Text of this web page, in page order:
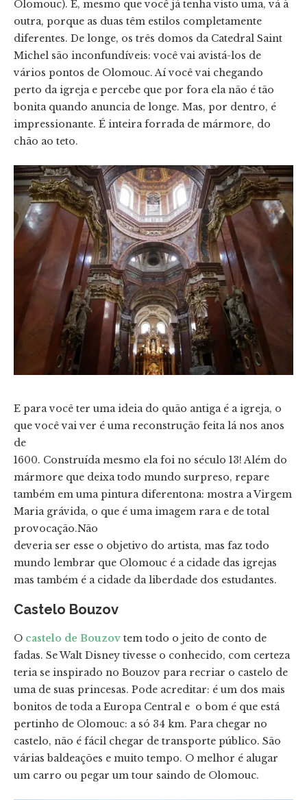
Olomouc). E, mesmo que você já tenha visto uma, vá à
outra, porque as duas têm estilos completamente
diferentes. De longe, os três domos da Catedral Saint
Michel são inconfundíveis: você vai avistá-los de
vários pontos de Olomouc. Aí você vai chegando
perto da igreja e percebe que por fora ela não é tão
bonita quando anuncia de longe. Mas, por dentro, é
impressionante. É inteira forrada de mármore, do
chão ao teto.
E para você ter uma ideia do quão antiga é a igreja, o
que você vai ver é uma reconstrução feita lá nos anos
de
1600. Construída mesmo ela foi no século 13! Além do
mármore que deixa todo mundo surpreso, repare
também em uma pintura diferentona: mostra a Virgem
Maria grávida, o que é uma imagem rara e de total
provocação.Não
deveria ser esse o objetivo do artista, mas faz todo
mundo lembrar que Olomouc é a cidade das igrejas
mas também é a cidade da liberdade dos estudantes.
Castelo Bouzov
O castelo de Bouzov tem todo o jeito de conto de
fadas. Se Walt Disney tivesse o conhecido, com certeza
teria se inspirado no Bouzov para recriar o castelo de
uma de suas princesas. Pode acreditar: é um dos mais
bonitos de toda a Europa Central e o bom é que está
pertinho de Olomouc: a só 34 km. Para chegar no
castelo, não é fácil chegar de transporte público. São
várias baldeações e muito tempo. O melhor é alugar
um carro ou pegar um tour saindo de Olomouc.